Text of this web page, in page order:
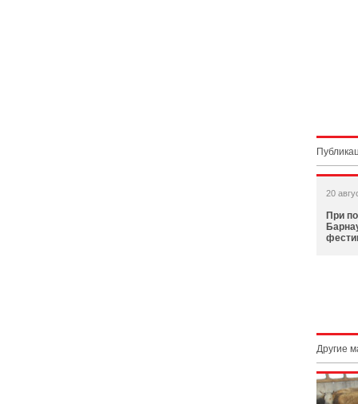
20
При
Другие